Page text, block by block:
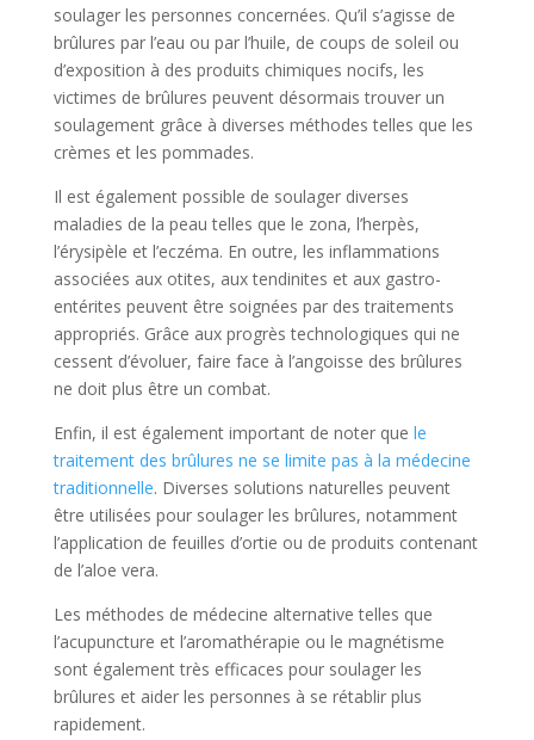
soulager les personnes concernées. Qu’il s’agisse de
brûlures par l’eau ou par l’huile, de coups de soleil ou
d’exposition à des produits chimiques nocifs, les
victimes de brûlures peuvent désormais trouver un
soulagement grâce à diverses méthodes telles que les
crèmes et les pommades.
Il est également possible de soulager diverses
maladies de la peau telles que le zona, l’herpès,
l’érysipèle et l’eczéma. En outre, les inflammations
associées aux otites, aux tendinites et aux gastro-
entérites peuvent être soignées par des traitements
appropriés. Grâce aux progrès technologiques qui ne
cessent d’évoluer, faire face à l’angoisse des brûlures
ne doit plus être un combat.
Enfin, il est également important de noter que le
traitement des brûlures ne se limite pas à la médecine
traditionnelle. Diverses solutions naturelles peuvent
être utilisées pour soulager les brûlures, notamment
l’application de feuilles d’ortie ou de produits contenant
de l’aloe vera.
Les méthodes de médecine alternative telles que
l’acupuncture et l’aromathérapie ou le magnétisme
sont également très efficaces pour soulager les
brûlures et aider les personnes à se rétablir plus
rapidement.